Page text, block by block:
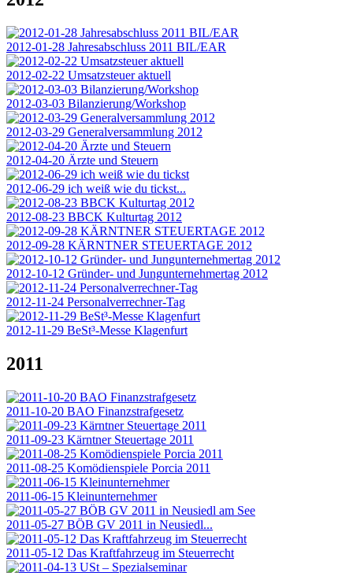
2012-01-28 Jahresabschluss 2011 BIL/EAR
2012-02-22 Umsatzsteuer aktuell
2012-03-03 Bilanzierung/Workshop
2012-03-29 Generalversammlung 2012
2012-04-20 Ärzte und Steuern
2012-06-29 ich weiß wie du tickst...
2012-08-23 BBCK Kulturtag 2012
2012-09-28 KÄRNTNER STEUERTAGE 2012
2012-10-12 Gründer- und Jungunternehmertag 2012
2012-11-24 Personalverrechner-Tag
2012-11-29 BeSt³-Messe Klagenfurt
2011
2011-10-20 BAO Finanzstrafgesetz
2011-09-23 Kärntner Steuertage 2011
2011-08-25 Komödienspiele Porcia 2011
2011-06-15 Kleinunternehmer
2011-05-27 BÖB GV 2011 in Neusiedl...
2011-05-12 Das Kraftfahrzeug im Steuerrecht